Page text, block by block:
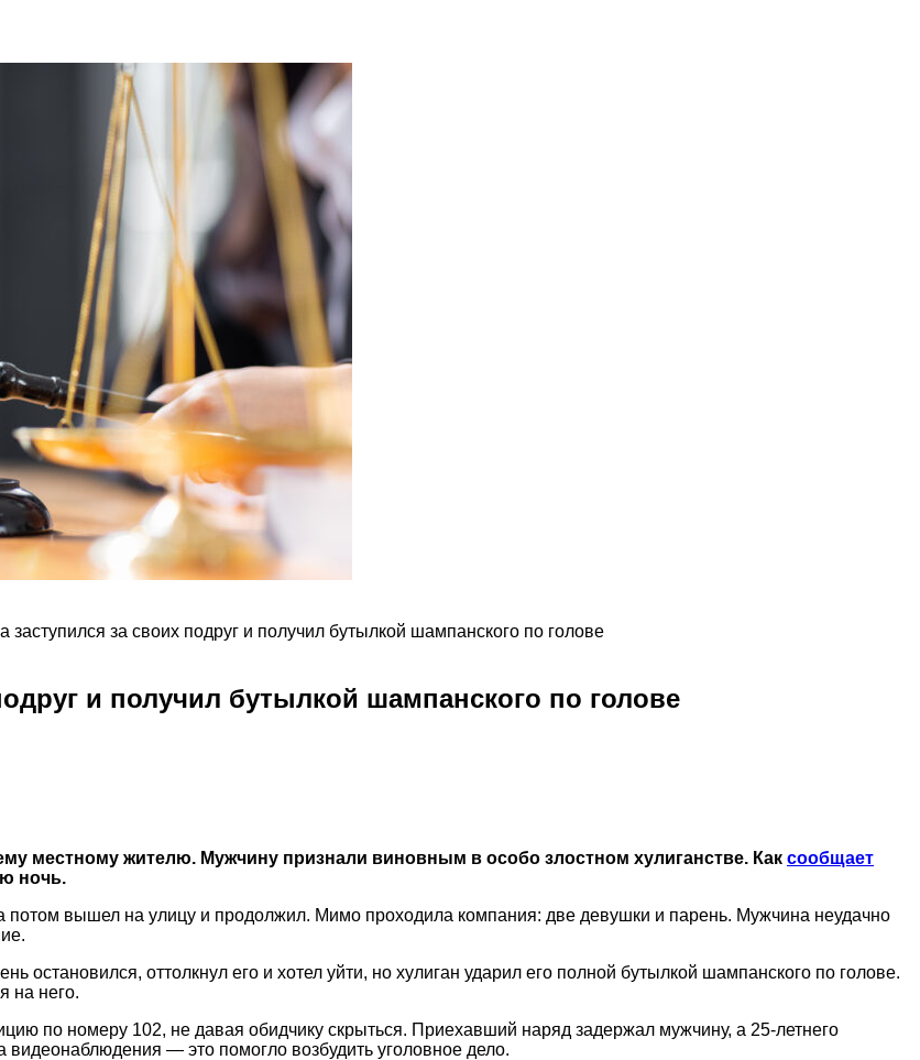
за своих подруг и получил бутылкой шампанского по голове
и получил бутылкой шампанского по голове
местному жителю. Мужчину признали виновным в особо злостном хулиганстве. Как сообщает
ночь.
вышел на улицу и продолжил. Мимо проходила компания: две девушки и парень. Мужчина неудачно
оттолкнул его и хотел уйти, но хулиган ударил его полной бутылкой шампанского по голове.
на него.
по номеру 102, не давая обидчику скрыться. Приехавший наряд задержал мужчину, а 25-летнего
— это помогло возбудить уголовное дело.